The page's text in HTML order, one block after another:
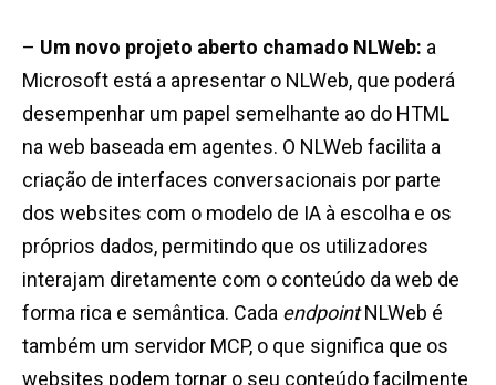
– Um novo projeto aberto chamado NLWeb: a
Microsoft está a apresentar o NLWeb, que poderá
desempenhar um papel semelhante ao do HTML
na web baseada em agentes. O NLWeb facilita a
criação de interfaces conversacionais por parte
dos websites com o modelo de IA à escolha e os
próprios dados, permitindo que os utilizadores
interajam diretamente com o conteúdo da web de
forma rica e semântica. Cada endpointNLWeb é
também um servidor MCP, o que significa que os
websites podem tornar o seu conteúdo facilmente